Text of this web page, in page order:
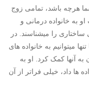
هرچه باشد، تمامی زوج
به خانواده درمانی و
را میشناسند. در
میتوانیم به خانواده های
آنها کمک کرد. او به
ها داد، خیلی فراتر از آن